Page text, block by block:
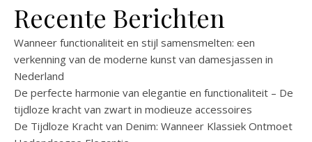
Recente Berichten
Wanneer functionaliteit en stijl samensmelten: een
verkenning van de moderne kunst van damesjassen in
Nederland
De perfecte harmonie van elegantie en functionaliteit – De
tijdloze kracht van zwart in modieuze accessoires
De Tijdloze Kracht van Denim: Wanneer Klassiek Ontmoet